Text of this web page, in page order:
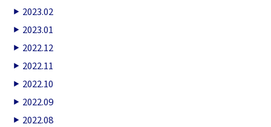
2023.02
2023.01
2022.12
2022.11
2022.10
2022.09
2022.08